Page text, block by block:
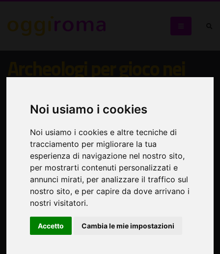
Noi usiamo i cookies
Noi usiamo i cookies e altre tecniche di
tracciamento per migliorare la tua
esperienza di navigazione nel nostro sito,
per mostrarti contenuti personalizzati e
annunci mirati, per analizzare il traffico sul
nostro sito, e per capire da dove arrivano i
nostri visitatori.
Accetto Cambia le mie impostazioni
Navona
Visita guidata per bambini dei sotterranei di Roma